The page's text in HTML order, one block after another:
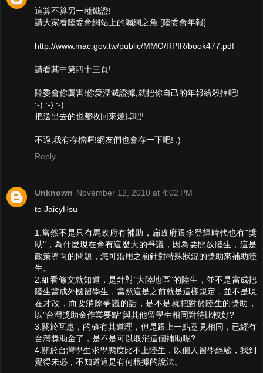
這算不算另一種鐵證!
請大家看陸委會網站上的漏網之魚 [陸委會年報]
http://www.mac.gov.tw/public/MMO/RPIR/book477.pdf
請看其中第四十三頁!
陸委會你厲害!你愛湮滅證據,就把你自己的年報給殺掉吧!
:-) :-) :-)
把送出去的也都收回來燒掉吧!
不過,我有存檔喔!網友們也會存一下吧! :)
Reply
Unknown November 12, 2010 at 4:02 PM
to JaicyHsu
1.當然不是只有馬政府有補助，扁政府跟李登輝時代也有"獎
助"，為什麼現在會有這麼大的爭議，因為要開放陸生，這是
政策導向的問題，怎可沿用之前針對特殊狀況的獎助來補助陸
生。
2.細看條文就知道，是針對"大陸地區"的陸生，並不是當成把
陸生當成外國留學生，當然這是之前就是這樣規定，並不是現
在才改，而要消除爭議的話，是不是就把對於陸生的獎助，
以"台灣獎助金作業要點"與其他留學生相同對待比較好?
3.關於互惠，的確有其道理，但是跟上一點意見相同，已經有
台灣獎助金了，是不是可以取消這個補助呢?
4.關於台灣學生求學態度比不上陸生，以個人留學經驗，我到
覺得未必，不知道這是有何根據的說法。